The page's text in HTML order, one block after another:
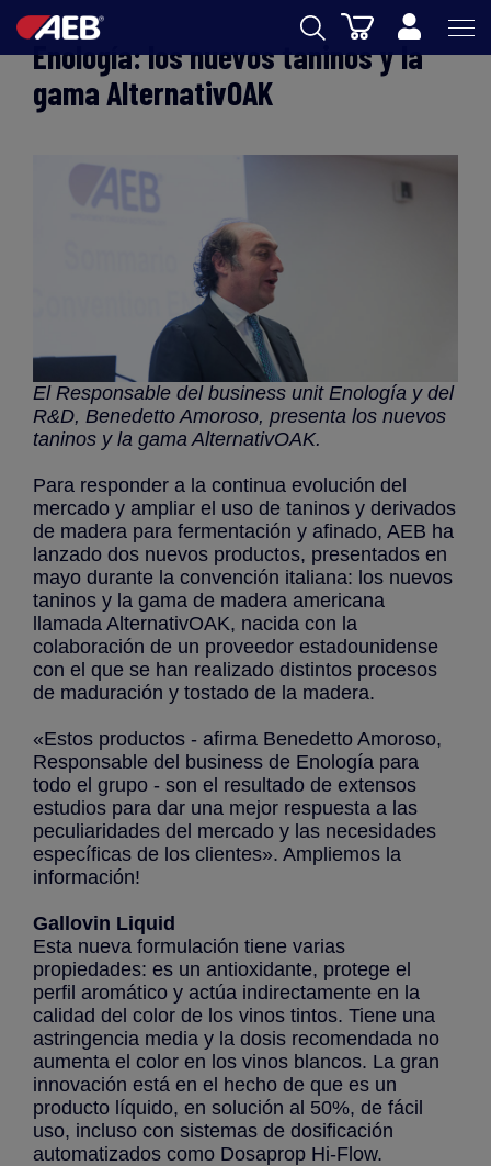
CERVEZA
eSHOP
ES
Cesta
Enología: los nuevos taninos y la
gama AlternativOAK
El Responsable del business unit Enología y del
R&D, Benedetto Amoroso, presenta los nuevos
taninos y la gama AlternativOAK.
Para responder a la continua evolución del
mercado y ampliar el uso de taninos y derivados
de madera para fermentación y afinado, AEB ha
lanzado dos nuevos productos, presentados en
mayo durante la convención italiana: los nuevos
taninos y la gama de madera americana
llamada AlternativOAK, nacida con la
colaboración de un proveedor estadounidense
con el que se han realizado distintos procesos
de maduración y tostado de la madera.
«Estos productos - afirma Benedetto Amoroso,
Responsable del business de Enología para
todo el grupo - son el resultado de extensos
estudios para dar una mejor respuesta a las
peculiaridades del mercado y las necesidades
específicas de los clientes». Ampliemos la
información!
Gallovin Liquid
Esta nueva formulación tiene varias
propiedades: es un antioxidante, protege el
perfil aromático y actúa indirectamente en la
calidad del color de los vinos tintos. Tiene una
astringencia media y la dosis recomendada no
aumenta el color en los vinos blancos. La gran
innovación está en el hecho de que es un
producto líquido, en solución al 50%, de fácil
uso, incluso con sistemas de dosificación
automatizados como Dosaprop Hi-Flow.